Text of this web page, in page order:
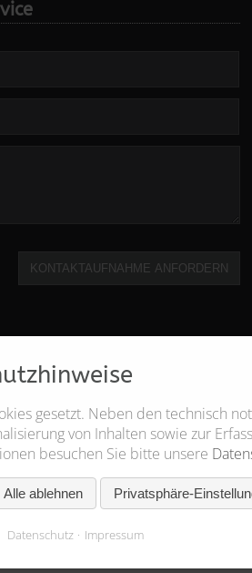
KONTAKTAUFNAHME ANFORDERN
gesetzt. Neben den technisch
von Inhalten sowie zur
besuchen Sie bitte unsere
Alle ablehnen Privatsphäre-
Datenschutz Impressum